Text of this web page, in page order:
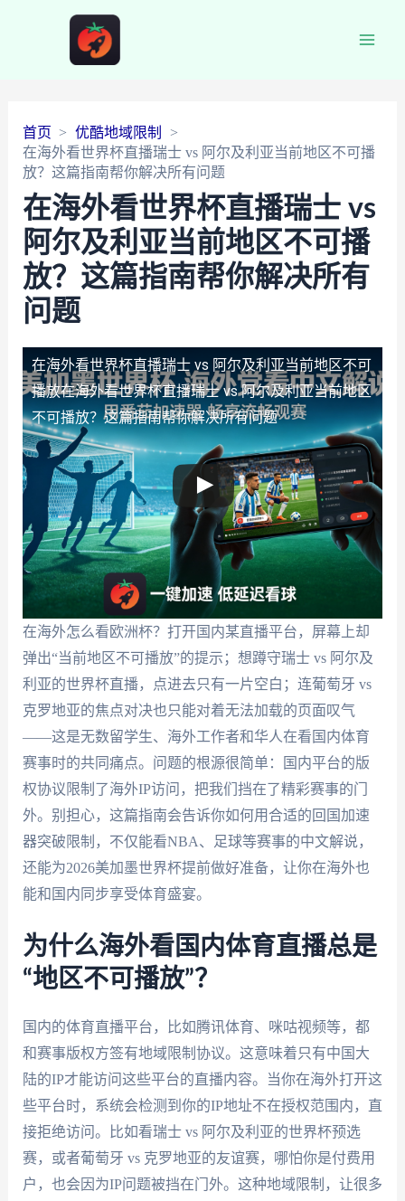
首页
优酷地域限制
在海外看世界杯直播瑞士 vs 阿尔及利亚当前地区不可播
放？这篇指南帮你解决所有问题
在海外看世界杯直播瑞士 vs
阿尔及利亚当前地区不可播
放？这篇指南帮你解决所有
问题
在海外看世界杯直播瑞士 vs 阿尔及利亚当前地区不可
播放在海外看世界杯直播瑞士 vs 阿尔及利亚当前地区
不可播放？这篇指南帮你解决所有问题
在海外怎么看欧洲杯？打开国内某直播平台，屏幕上却
弹出“当前地区不可播放”的提示；想蹲守瑞士 vs 阿尔及
利亚的世界杯直播，点进去只有一片空白；连葡萄牙 vs
克罗地亚的焦点对决也只能对着无法加载的页面叹气
——这是无数留学生、海外工作者和华人在看国内体育
赛事时的共同痛点。问题的根源很简单：国内平台的版
权协议限制了海外IP访问，把我们挡在了精彩赛事的门
外。别担心，这篇指南会告诉你如何用合适的回国加速
器突破限制，不仅能看NBA、足球等赛事的中文解说，
还能为2026美加墨世界杯提前做好准备，让你在海外也
能和国内同步享受体育盛宴。
为什么海外看国内体育直播总是
“地区不可播放”？
国内的体育直播平台，比如腾讯体育、咪咕视频等，都
和赛事版权方签有地域限制协议。这意味着只有中国大
陆的IP才能访问这些平台的直播内容。当你在海外打开这
些平台时，系统会检测到你的IP地址不在授权范围内，直
接拒绝访问。比如看瑞士 vs 阿尔及利亚的世界杯预选
赛，或者葡萄牙 vs 克罗地亚的友谊赛，哪怕你是付费用
户，也会因为IP问题被挡在门外。这种地域限制，让很多